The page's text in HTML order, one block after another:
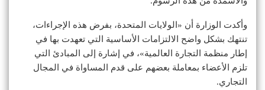
وأكدت الوزارة أن «الولايات المتحدة، بفرض هذه الإجراءات،
تنتهك بشكل واضح الالتزامات الأساسية التي تعهدت بها في
إطار منظمة التجارة العالمية»، في إشارة إلى المبادئ التي
تلزم الأعضاء بمعاملة بعضهم على قدم المساواة في المجال
التجاري.